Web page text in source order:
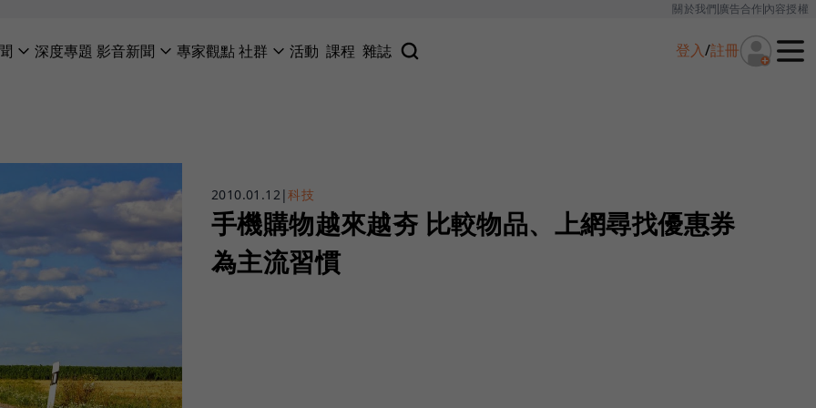
關於我們廣告合作內容授權
深度專題 影音新聞 專家觀點社群 活動 課程 雜誌 登入/註冊
2010.01.12|科技
手機購物越來越夯 比較物品、上網尋找優惠券
為主流習慣